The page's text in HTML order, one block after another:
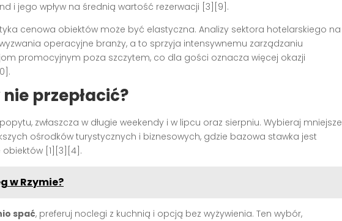
i jego wpływ na średnią wartość rezerwacji [3][9].
cenowa obiektów może być elastyczna. Analizy sektora hotelarskiego na
operacyjne branży, a to sprzyja intensywnemu zarządzaniu
promocyjnym poza szczytem, co dla gości oznacza więcej okazji
przepłacić?
zwłaszcza w długie weekendy i w lipcu oraz sierpniu. Wybieraj mniejsze
ośrodków turystycznych i biznesowych, gdzie bazowa stawka jest
obiektów [1][3][4].
w Rzymie?
spać, preferuj noclegi z kuchnią i opcją bez wyżywienia. Ten wybór,